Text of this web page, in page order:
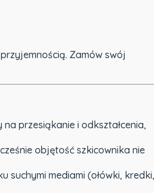
Zamów swój
przesiąkanie i odkształcenia,
objętość szkicownika nie
suchymi mediami (ołówki, kredki,